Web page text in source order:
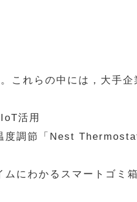
これらの中には，大手
活用
度調節「Nest Thermostat
ムにわかるスマートゴミ